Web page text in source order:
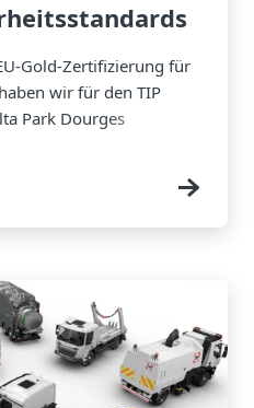
Gold-Zertifizierung für
wir für den TIP
Park Dourges